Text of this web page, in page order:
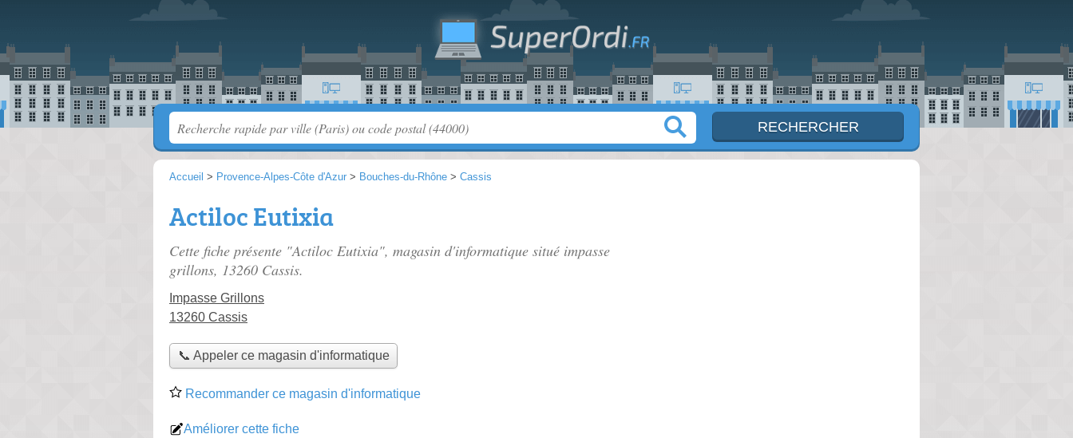
Accueil > Provence-Alpes-Côte d'Azur > Bouches-du-Rhône > Cassis
Actiloc Eutixia
Cette fiche présente "Actiloc Eutixia", magasin d'informatique situé impasse
grillons, 13260 Cassis.
Impasse Grillons
13260 Cassis
📞 Appeler ce magasin d'informatique
Recommander ce magasin d'informatique
Améliorer cette fiche